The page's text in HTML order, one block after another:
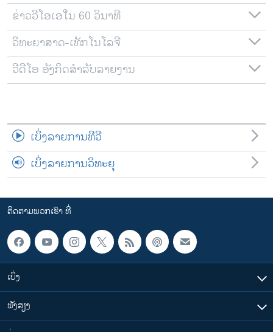
ຂ່າວວີໂອເອໃນ 60 ວິນາທີ
ວິທະຍາສາດ-ເທັກໂນໂລຈີ
ວີດີໂອ ອັງກິດສຳລັບລາຍງານ
ເບິ່ງລາຍການທີວີ
ເບິ່ງລາຍການວິທະຍຸ
ຕິດຕາມພວກເຮົາ ທີ່
ເບິ່ງ
ຟັງສຽງ